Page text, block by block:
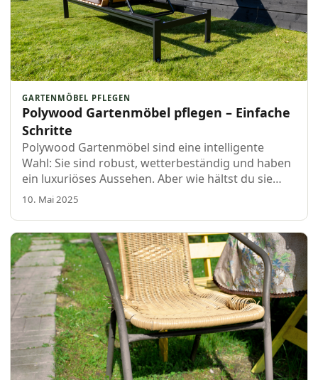
GARTENMÖBEL PFLEGEN
Polywood Gartenmöbel pflegen – Einfache
Schritte
Polywood Gartenmöbel sind eine intelligente
Wahl: Sie sind robust, wetterbeständig und haben
ein luxuriöses Aussehen. Aber wie hältst du sie
schön? Zum Glück ist die Wartung super einfach!
10. Mai 2025